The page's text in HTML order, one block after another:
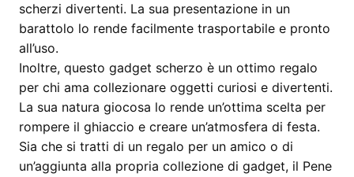
scherzi divertenti. La sua presentazione in un
barattolo lo rende facilmente trasportabile e pronto
all’uso.
Inoltre, questo gadget scherzo è un ottimo regalo
per chi ama collezionare oggetti curiosi e divertenti.
La sua natura giocosa lo rende un’ottima scelta per
rompere il ghiaccio e creare un’atmosfera di festa.
Sia che si tratti di un regalo per un amico o di
un’aggiunta alla propria collezione di gadget, il Pene